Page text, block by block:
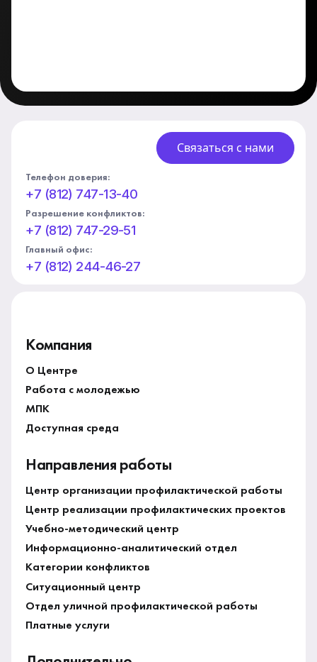
Связаться с нами
Телефон доверия:
+7 (812) 747-13-40
Разрешение конфликтов:
+7 (812) 747-29-51
Главный офис:
+7 (812) 244-46-27
Компания
О Центре
Работа с молодежью
МПК
Доступная среда
Направления работы
Центр организации профилактической работы
Центр реализации профилактических проектов
Учебно-методический центр
Информационно-аналитический отдел
Категории конфликтов
Ситуационный центр
Отдел уличной профилактической работы
Платные услуги